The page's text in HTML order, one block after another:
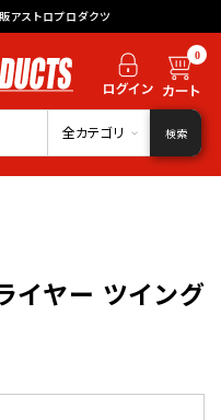
アストロプロダクツ
0
全カテゴリ 検索
イヤー ツイング